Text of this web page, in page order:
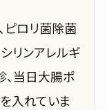
ピロリ菌除菌
リンアレルギ
、当日大腸ポ
入れていま